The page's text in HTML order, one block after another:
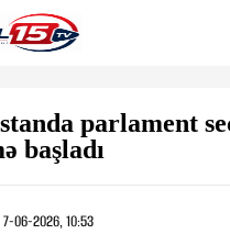
parlament
başladı
7-06-2026, 10:53